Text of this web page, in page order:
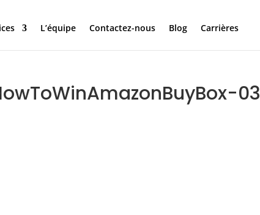
L’équipe Contactez-nous Blog Carrières
03